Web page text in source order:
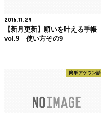
2016.11.29
【新月更新】願いを叶える手帳
vol.9 使い方その9
簡単アゲウン